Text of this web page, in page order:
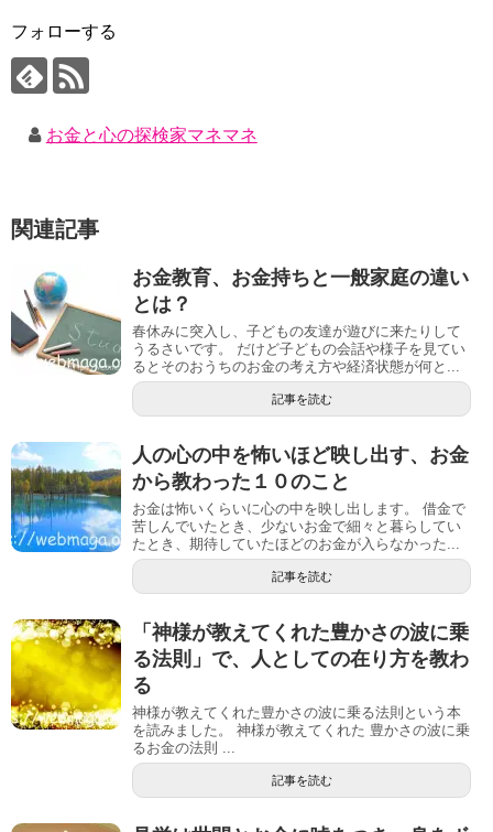
フォローする
お金と心の探検家マネマネ
関連記事
お金教育、お金持ちと一般家庭の違い
とは？
春休みに突入し、子どもの友達が遊びに来たりして
うるさいです。 だけど子どもの会話や様子を見てい
るとそのおうちのお金の考え方や経済状態が何と...
記事を読む
人の心の中を怖いほど映し出す、お金
から教わった１０のこと
お金は怖いくらいに心の中を映し出します。 借金で
苦しんでいたとき、少ないお金で細々と暮らしてい
たとき、期待していたほどのお金が入らなかった...
記事を読む
「神様が教えてくれた豊かさの波に乗
る法則」で、人としての在り方を教わ
る
神様が教えてくれた豊かさの波に乗る法則という本
を読みました。 神様が教えてくれた 豊かさの波に乗
るお金の法則 ...
記事を読む